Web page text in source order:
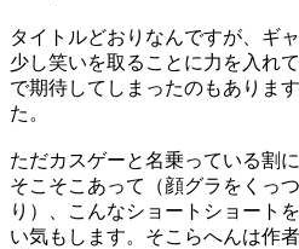
タイトルどおりなんですが、ギ
少し笑いを取ることに力を入れ
で期待してしまったのもありま
た。
ただカスゲーと名乗っている割
そこそこあって（顔グラをくっ
り）、こんなショートショート
い気もします。そこらへんは作